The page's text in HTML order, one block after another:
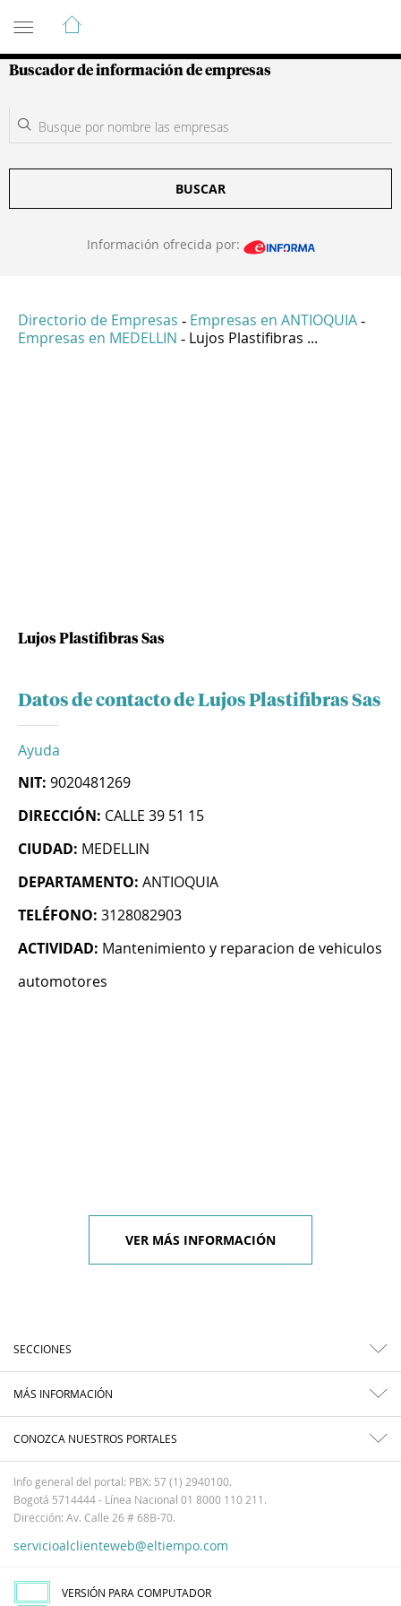
Guía de Empresas Colombianas
Buscador de información de empresas
BUSCAR
Información ofrecida por:
Directorio de Empresas - Empresas en ANTIOQUIA -
Empresas en MEDELLIN - Lujos Plastifibras ...
Lujos Plastifibras Sas
Datos de contacto de Lujos Plastifibras Sas
Ayuda
NIT: 9020481269
DIRECCIÓN: CALLE 39 51 15
CIUDAD: MEDELLIN
DEPARTAMENTO: ANTIOQUIA
TELÉFONO: 3128082903
ACTIVIDAD: Mantenimiento y reparacion de vehiculos
automotores
VER MÁS INFORMACIÓN
SECCIONES
MÁS INFORMACIÓN
CONOZCA NUESTROS PORTALES
Info general del portal: PBX: 57 (1) 2940100.
Bogotá 5714444 - Línea Nacional 01 8000 110 211.
Dirección: Av. Calle 26 # 68B-70.
servicioalclienteweb@eltiempo.com
VERSIÓN PARA COMPUTADOR